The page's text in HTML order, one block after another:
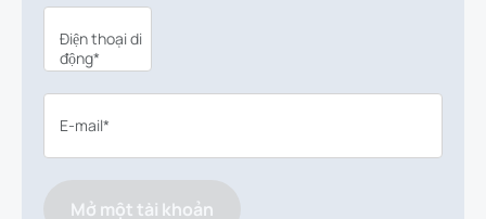
Điện thoại di
động*
E-mail*
Mở một tài khoản